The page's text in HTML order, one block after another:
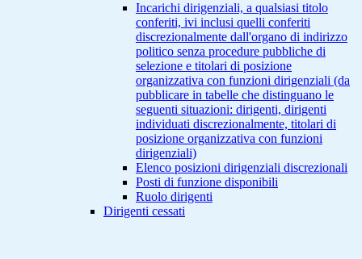
Incarichi dirigenziali, a qualsiasi titolo
conferiti, ivi inclusi quelli conferiti
discrezionalmente dall'organo di indirizzo
politico senza procedure pubbliche di
selezione e titolari di posizione
organizzativa con funzioni dirigenziali (da
pubblicare in tabelle che distinguano le
seguenti situazioni: dirigenti, dirigenti
individuati discrezionalmente, titolari di
posizione organizzativa con funzioni
dirigenziali)
Elenco posizioni dirigenziali discrezionali
Posti di funzione disponibili
Ruolo dirigenti
Dirigenti cessati